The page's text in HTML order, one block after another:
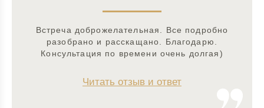
Встреча доброжелательная. Все подробно
разобрано и расскащано. Благодарю.
Консультация по времени очень долгая)
Читать отзыв и ответ